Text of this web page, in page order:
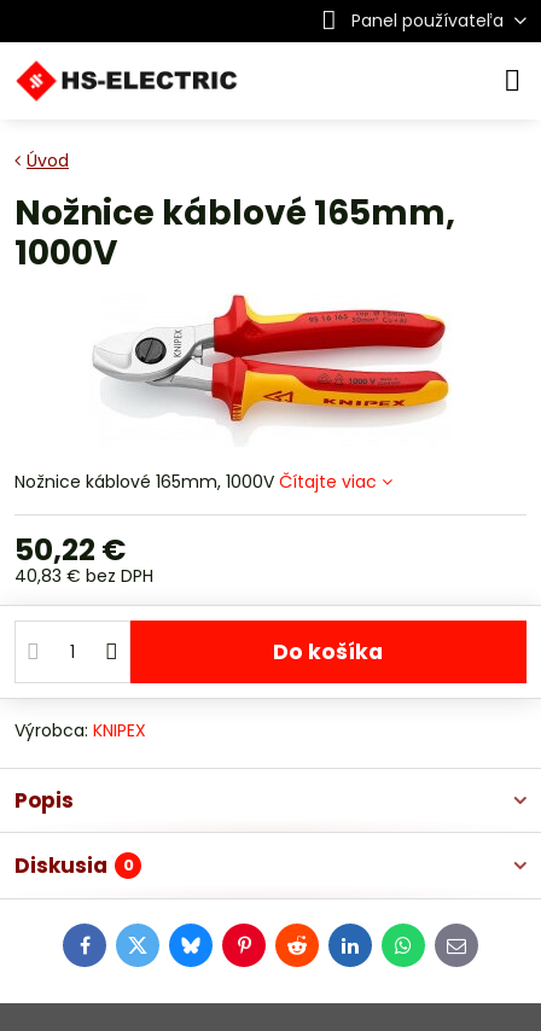
Panel používateľa
Úvod
Nožnice káblové 165mm,
1000V
Nožnice káblové 165mm, 1000V Čítajte viac
50,22 €
40,83 € bez DPH
Do košíka
Výrobca: KNIPEX
Popis
Diskusia 0
FacebookTwitterBlueskyPinterestRedditLinkedInWhatsApp
E-
mail